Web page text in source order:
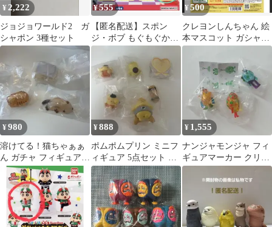
¥2,222
ジョジョワールド2 ガ
シャポン 3種セット
¥555
【匿名配送】スポン
ジ・ボブ もぐもぐかく
れんぼ /ゲイリー
¥500
クレヨンしんちゃん 絵
本マスコット ガシャポ
ン
¥980
溶けてる！猫ちゃぁぁ
ん ガチャ フィギュア 3
種セット
¥888
ポムポムプリン ミニフ
ィギュア 5点セット ガ
チャ
¥ 1,555
ナンジャモンジャ フィ
ギュアマーカー クリア
ver.－ミドリvol.1－